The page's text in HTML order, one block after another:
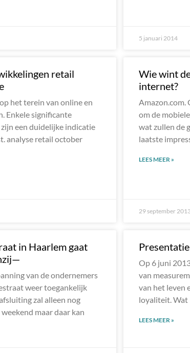
5 januari 2014
retail
het terein van online en
Enkele significante
een duidelijke indicatie
analyse retail october
Wie wint
internet?
Amazon.com.
om de
wat zullen de
laatste
LEES MEER »
29 september
in Haarlem gaat
van de ondernemers
weer toegankelijk
zal alleen nog
maar daar kan
Op 6 juni
van
van het leven
loyaliteit. Wat
LEES MEER »